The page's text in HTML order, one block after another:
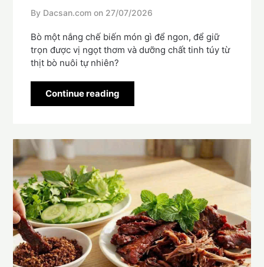
By Dacsan.com on 27/07/2026
Bò một nắng chế biến món gì để ngon, để giữ
trọn được vị ngọt thơm và dưỡng chất tinh túy từ
thịt bò nuôi tự nhiên?
Continue reading